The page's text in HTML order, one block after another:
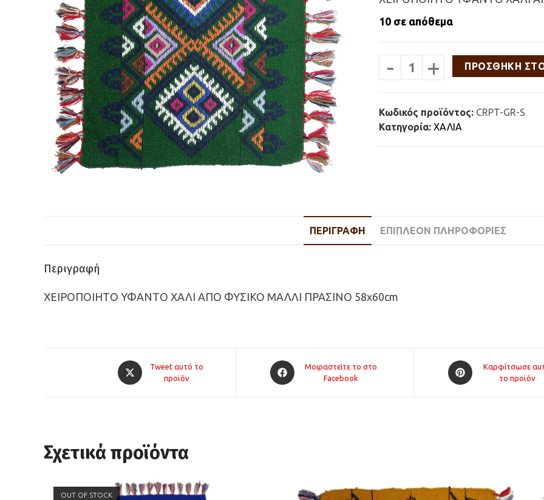
10 σε απόθεμα
ΥΦΑΝΤΟ
ΦΥΣΙΚΟ
ΜΑΛΛΙ
- + ΠΡΟΣΘΉΚΗ
Κωδικός προϊόντος: CRPT-GR-S
Κατηγορία: ΧΑΛΙΑ
ΠΕΡΙΓΡΑΦΉ ΕΠΙΠΛΈΟΝ ΠΛΗΡΟΦΟΡΊΕΣ
Περιγραφή
ΧΕΙΡΟΠΟΙΗΤΟ ΥΦΑΝΤΟ ΧΑΛΙ ΑΠΟ ΦΥΣΙΚΟ ΜΑΛΛΙ ΠΡΑΣΙΝΟ 58x60cm
Opens
in
Tweet αυτό το
προϊόν
Opens
in
Μοιραστείτε το στο
Facebook
Opens
in
Καρφίτσωσε
το προϊόν
Σχετικά προϊόντα
OUT OF STOCK